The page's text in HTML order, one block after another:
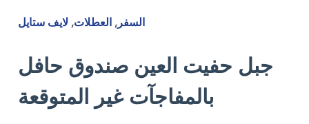
السفر, العطلات, لايف ستايل
جبل حفيت العين صندوق حافل
بالمفاجآت غير المتوقعة